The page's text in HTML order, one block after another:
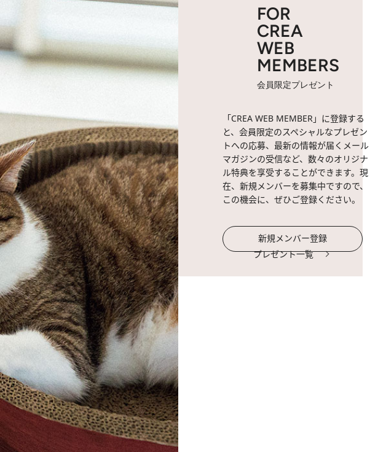
FOR
CREA
WEB
MEMBERS
会員限定プレゼント
「CREA WEB MEMBER」に登録する
と、会員限定のスペシャルなプレゼン
トへの応募、最新の情報が届くメール
マガジンの受信など、数々のオリジナ
ル特典を享受することができます。現
在、新規メンバーを募集中ですので、
この機会に、ぜひご登録ください。
新規メンバー登録
プレゼント一覧